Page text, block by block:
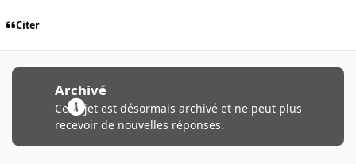
Citer
Archivé
Ce sujet est désormais archivé et ne peut plus
recevoir de nouvelles réponses.